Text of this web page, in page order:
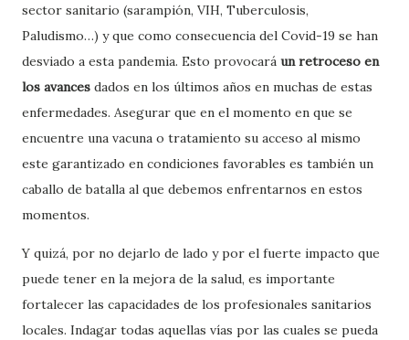
sector sanitario (sarampión, VIH, Tuberculosis,
Paludismo…) y que como consecuencia del Covid-19 se han
desviado a esta pandemia. Esto provocará un retroceso en
los avances dados en los últimos años en muchas de estas
enfermedades. Asegurar que en el momento en que se
encuentre una vacuna o tratamiento su acceso al mismo
este garantizado en condiciones favorables es también un
caballo de batalla al que debemos enfrentarnos en estos
momentos.
Y quizá, por no dejarlo de lado y por el fuerte impacto que
puede tener en la mejora de la salud, es importante
fortalecer las capacidades de los profesionales sanitarios
locales. Indagar todas aquellas vías por las cuales se pueda